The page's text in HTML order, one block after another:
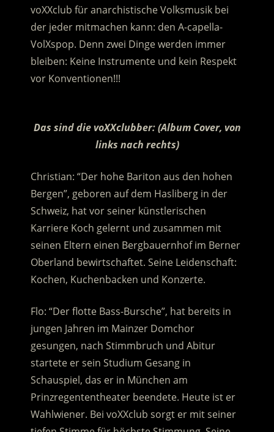
voXXclub für anarchistische Volksmusik bei
der jeder mitmachen kann: den A-capella-
VolXspop. Denn zwei Dinge werden immer
bleiben: Keine Instrumente und kein Respekt
vor Konventionen!!!
Das sind die voXXclubber: (Album Cover, von
links nach rechts)
Christian: “Der hohe Bariton aus den hohen
Bergen”, geboren auf dem Hasliberg in der
Schweiz, hat vor seiner künstlerischen
Karriere Koch gelernt und zusammen mit
seinen Eltern einen Bergbauernhof im Berner
Oberland bewirtschaftet. Seine Leidenschaft:
Kochen, Kuchenbacken und Konzerte.
Flo: “Der flotte Bass-Bursche”, hat bereits in
jungen Jahren im Mainzer Domchor
gesungen, nach Stimmbruch und Abitur
startete er sein Studium Gesang in
Schauspiel, das er in München am
Prinzregententheater beendete. Heute ist er
Wahlwiener. Bei voXXclub sorgt er mit seiner